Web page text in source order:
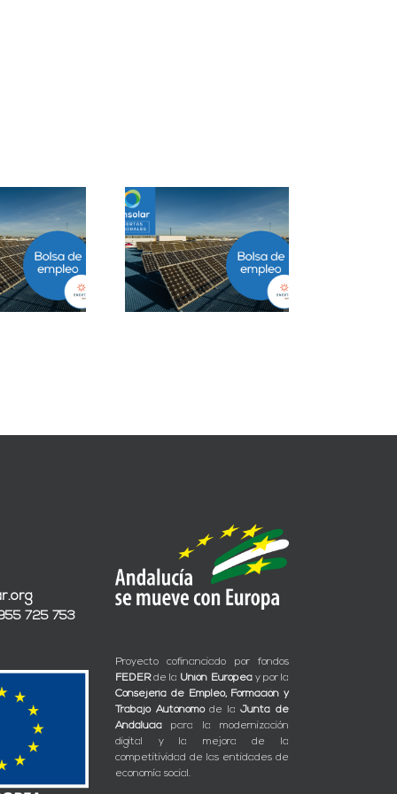
Manager
en Ciudad de
México
Closer B2B Energía
Grandes Cuentas en
Málaga
955 725 753
Proyecto cofinanciado por fondos
FEDERde la Unión Europeay por la
Consejería de Empleo, Formación y
Trabajo Autónomode laJunta de
Andalucía para la modernización
digital y la mejora de la
competitividad de las entidades de
economía social.